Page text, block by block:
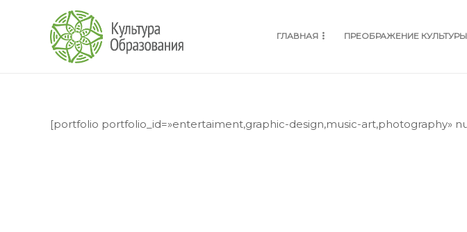
ГЛАВНАЯ ПРЕОБРАЖЕНИЕ КУЛЬТУРЫ
[portfolio portfolio_id=»entertaiment,graphic-design,music-art,photography»